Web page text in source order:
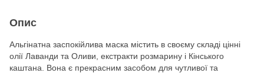
Опис
Альгінатна заспокійлива маска містить в своєму складі цінні
олії Лаванди та Оливи, екстракти розмарину і Кінського
каштана. Вона є прекрасним засобом для чутливої ​​та